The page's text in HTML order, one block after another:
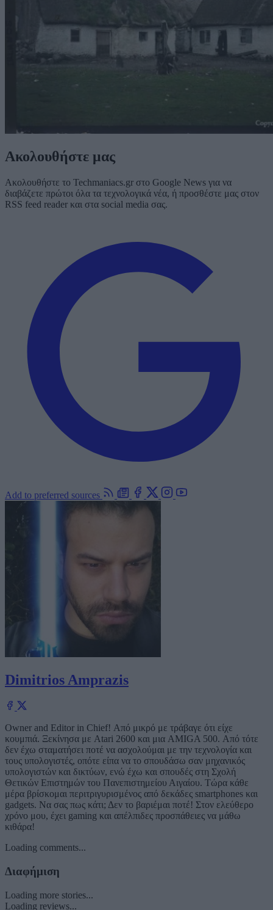
Ακολουθήστε μας
Ακολουθήστε το Techmaniacs.gr στο Google News για να
διαβάζετε πρώτοι όλα τα τεχνολογικά νέα, ή προσθέστε μας στον
RSS feed reader και στα social media σας.
Add to preferred sources
Dimitrios Amprazis
Owner and Editor in Chief! Από μικρό με τράβαγε ότι είχε
κουμπιά. Ξεκίνησα με Atari 2600 και μια AMIGA 500. Από τότε
δεν έχω σταματήσει ποτέ να ασχολούμαι με την τεχνολογία και
τους υπολογιστές, οπότε είπα να το σπουδάσω σαν μηχανικός
υπολογιστών και δικτύων, ενώ έχω και σπουδές στη Σχολή
Θετικών Επιστημών του Πανεπιστημείου Αιγαίου. Τώρα κάθε
μέρα βρίσκομαι περιτριγυρισμένος από δεκάδες smartphones και
gadgets. Να σας πως κάτι; Δεν το βαριέμαι ποτέ! Στον ελεύθερο
χρόνο μου, έχει gaming και απέλπιδες προσπάθειες να μάθω
κιθάρα!
Loading comments...
Διαφήμιση
Loading more stories...
Loading reviews...